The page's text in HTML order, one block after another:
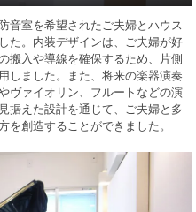
音室を希望されたご夫婦とハウス
た。内装デザインは、ご夫婦が好
搬入や導線を確保するため、片側
しました。また、将来の楽器演奏
ヴァイオリン、フルートなどの演
据えた設計を通じて、ご夫婦と多
を創造することができました。